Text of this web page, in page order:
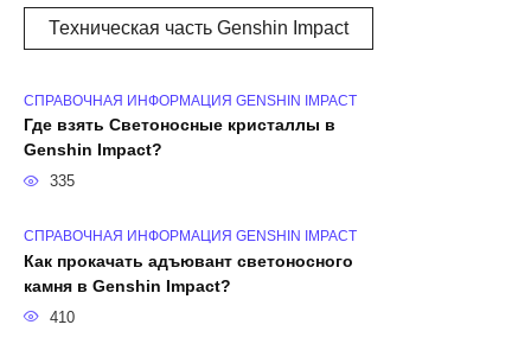
Техническая часть Genshin Impact
СПРАВОЧНАЯ ИНФОРМАЦИЯ GENSHIN IMPACT
Где взять Светоносные кристаллы в
Genshin Impact?
335
СПРАВОЧНАЯ ИНФОРМАЦИЯ GENSHIN IMPACT
Как прокачать адъювант светоносного
камня в Genshin Impact?
410